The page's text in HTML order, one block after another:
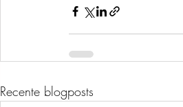
Recente blogposts